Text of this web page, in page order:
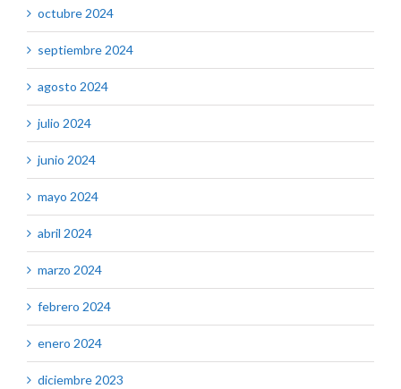
octubre 2024
septiembre 2024
agosto 2024
julio 2024
junio 2024
mayo 2024
abril 2024
marzo 2024
febrero 2024
enero 2024
diciembre 2023